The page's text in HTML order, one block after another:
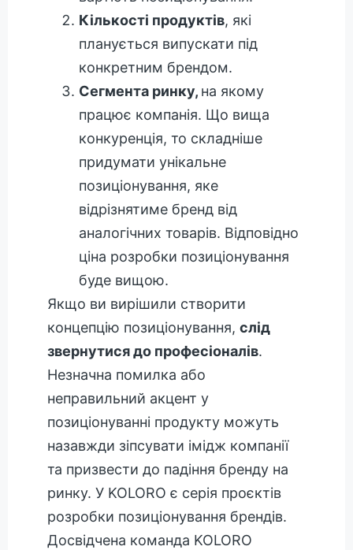
Кількості продуктів, які
планується випускати під
конкретним брендом.
Сегмента ринку, на якому
працює компанія. Що вища
конкуренція, то складніше
придумати унікальне
позиціонування, яке
відрізнятиме бренд від
аналогічних товарів. Відповідно
ціна розробки позиціонування
буде вищою.
Якщо ви вирішили створити
концепцію позиціонування, слід
звернутися до професіоналів.
Незначна помилка або
неправильний акцент у
позиціонуванні продукту можуть
назавжди зіпсувати імідж компанії
та призвести до падіння бренду на
ринку. У KOLORO є серія проєктів
розробки позиціонування брендів.
Досвідчена команда KOLORO